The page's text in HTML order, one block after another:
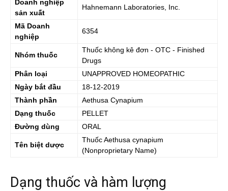
Doanh nghiệp
sản xuất
Hahnemann Laboratories, Inc.
Mã Doanh
nghiệp
6354
Nhóm thuốc
Thuốc không kê đơn - OTC - Finished
Drugs
Phân loại
UNAPPROVED HOMEOPATHIC
Ngày bắt đầu
18-12-2019
Thành phần
Aethusa Cynapium
Dạng thuốc
PELLET
Đường dùng
ORAL
Tên biệt dược
ThuốcAethusa cynapium
(Nonproprietary Name)
Dạng thuốc và hàm lượng